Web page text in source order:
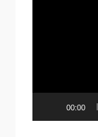
00:00